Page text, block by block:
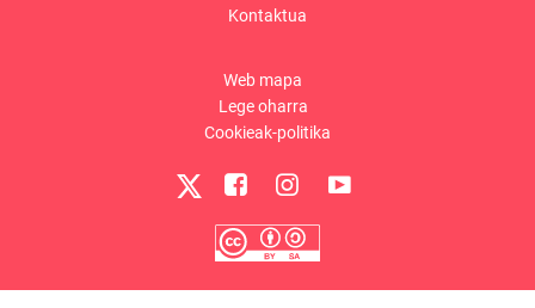
Kontaktua
Web mapa
Lege oharra
Cookieak-politika